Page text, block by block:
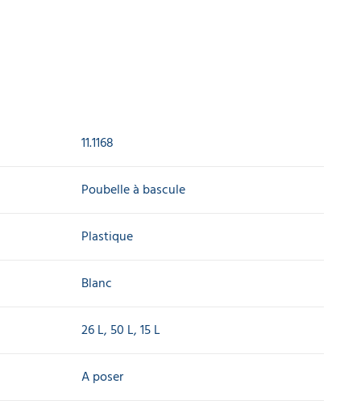
11.1168
Poubelle à bascule
Plastique
Blanc
26 L, 50 L, 15 L
A poser